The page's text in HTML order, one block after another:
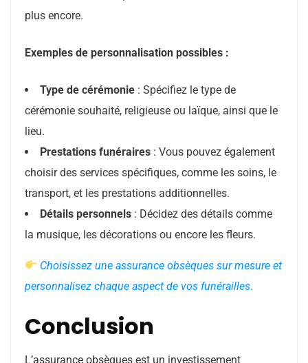
plus encore.
Exemples de personnalisation possibles :
Type de cérémonie : Spécifiez le type de
cérémonie souhaité, religieuse ou laïque, ainsi que le
lieu.
Prestations funéraires : Vous pouvez également
choisir des services spécifiques, comme les soins, le
transport, et les prestations additionnelles.
Détails personnels : Décidez des détails comme
la musique, les décorations ou encore les fleurs.
Choisissez une assurance obsèques sur mesure et
personnalisez chaque aspect de vos funérailles.
Conclusion
L’assurance obsèques est un investissement